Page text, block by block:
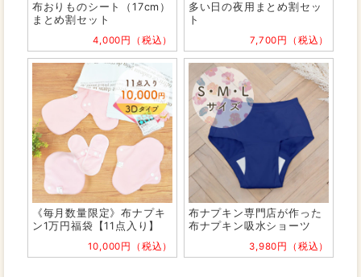
布おりものシート（17cm）
まとめ割セット
4,000円（税込）
多い日の夜用まとめ割セッ
ト
7,700円（税込）
《毎月数量限定》布ナプキ
ン1万円福袋【11点入り】
10,000円（税込）
布ナプキン専門店が作った
布ナプキン吸水ショーツ
3,980円（税込）